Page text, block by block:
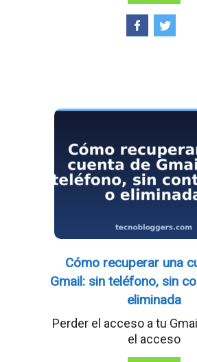
Cómo recuperar una
Gmail: sin teléfono, sin
eliminada
Perder el acceso a tu
el acceso